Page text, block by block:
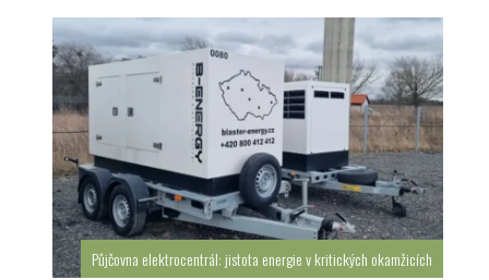
Půjčovna elektrocentrál: jistota energie v kritických okamžicích